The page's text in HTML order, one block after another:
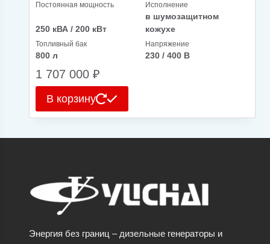
Постоянная мощность
250 кВА / 200 кВт
Исполнение
в шумозащитном
кожухе
Топливный бак
800 л
Напряжение
230 / 400 В
1 707 000 ₽
В корзину
Энергия без границ – дизельные генераторы и